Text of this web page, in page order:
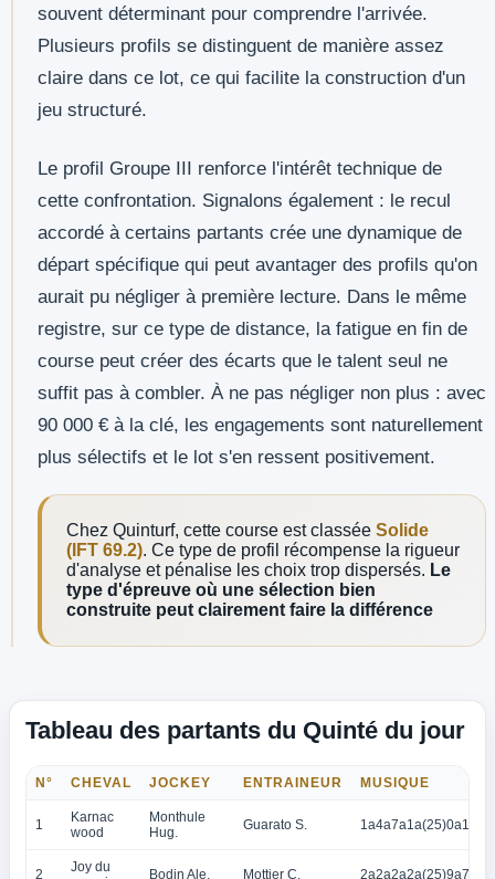
souvent déterminant pour comprendre l'arrivée.
Plusieurs profils se distinguent de manière assez
claire dans ce lot, ce qui facilite la construction d'un
jeu structuré.
Le profil Groupe III renforce l'intérêt technique de
cette confrontation. Signalons également : le recul
accordé à certains partants crée une dynamique de
départ spécifique qui peut avantager des profils qu'on
aurait pu négliger à première lecture. Dans le même
registre, sur ce type de distance, la fatigue en fin de
course peut créer des écarts que le talent seul ne
suffit pas à combler. À ne pas négliger non plus : avec
90 000 € à la clé, les engagements sont naturellement
plus sélectifs et le lot s'en ressent positivement.
Chez Quinturf, cette course est classée Solide
(IFT 69.2). Ce type de profil récompense la rigueur
d'analyse et pénalise les choix trop dispersés. Le
type d'épreuve où une sélection bien
construite peut clairement faire la différence
Tableau des partants du Quinté du jour
N° CHEVAL JOCKEY ENTRAINEUR MUSIQUE
1
Karnac
wood
Monthule
Hug.
Guarato S.
2
Joy du
Bodin Ale. Mottier C.